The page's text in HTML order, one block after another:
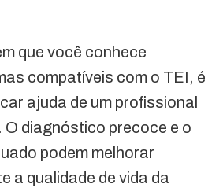
que você conhece
compatíveis com o TEI, é
ajuda de um profissional
O diagnóstico precoce e o
podem melhorar
a qualidade de vida da